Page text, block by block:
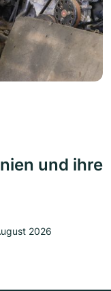
und ihre
2026